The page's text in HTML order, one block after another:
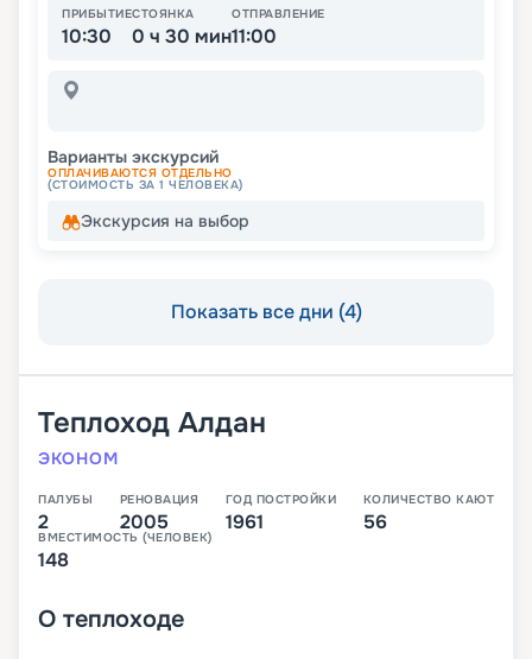
ПРИБЫТИЕ
10:30
СТОЯНКА
0 ч 30 мин
ОТПРАВЛЕНИЕ
11:00
Варианты экскурсий
ОПЛАЧИВАЮТСЯ ОТДЕЛЬНО
(СТОИМОСТЬ ЗА 1 ЧЕЛОВЕКА)
Экскурсия на выбор
Показать все дни (4)
Теплоход Алдан
ЭКОНОМ
ПАЛУБЫ
2
РЕНОВАЦИЯ
2005
ГОД ПОСТРОЙКИ
1961
КОЛИЧЕСТВО КАЮТ
56
ВМЕСТИМОСТЬ (ЧЕЛОВЕК)
148
О теплоходе